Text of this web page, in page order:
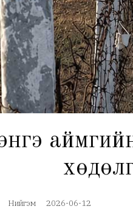
Нийгэм 2026-06-12